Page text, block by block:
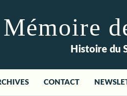
Mémoire
Histoire du
CONTACT